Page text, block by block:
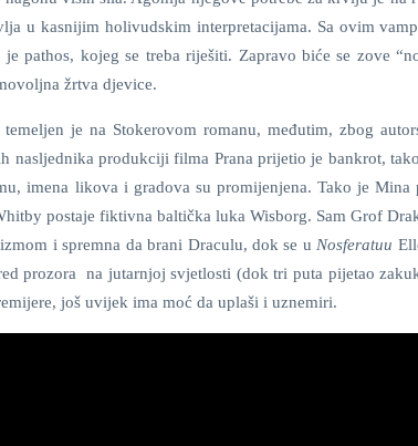
u kasnijim holivudskim interpretacijama. Sa ovim
je pathos, kojeg se treba riješiti. Zapravo biće se zove
žrtva djevice.
je na Stokerovom romanu, međutim, zbog
nasljednika produkciji filma Prana prijetio je bankrot,
imena likova i gradova su promijenjena. Tako je Mina
postaje fiktivna baltička luka Wisborg. Sam Grof
i spremna da brani Draculu, dok se uNosferatuu
prozora na jutarnjoj svjetlosti (dok tri puta pijetao
još uvijek ima moć da uplaši i uznemiri.